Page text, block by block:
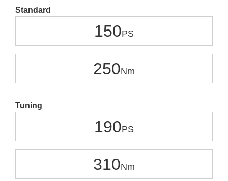
Standard
150
250
Tuning
190
310